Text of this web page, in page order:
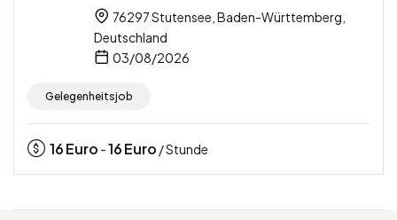
76297 Stutensee, Baden-Württemberg,
Deutschland
03/08/2026
Gelegenheitsjob
16Euro -16Euro / Stunde